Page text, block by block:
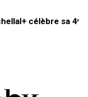
célèbre sa 4ᵉ